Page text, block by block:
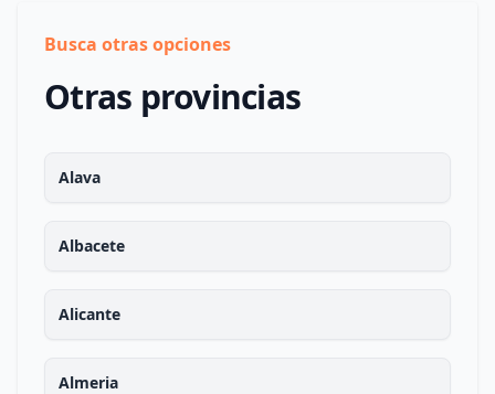
Busca otras opciones
Otras provincias
Alava
Albacete
Alicante
Almeria